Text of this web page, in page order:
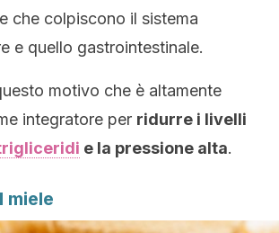
che colpiscono il sistema
e quello gastrointestinale.
motivo che è altamente
integratore per ridurre i livelli
e la pressione alta.
miele